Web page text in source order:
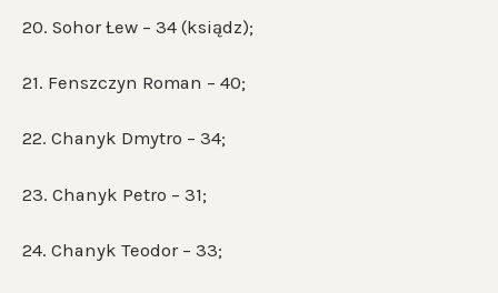
20. Sohor Łew – 34 (ksiądz);
21. Fenszczyn Roman – 40;
22. Chanyk Dmytro – 34;
23. Chanyk Petro – 31;
24. Chanyk Teodor – 33;